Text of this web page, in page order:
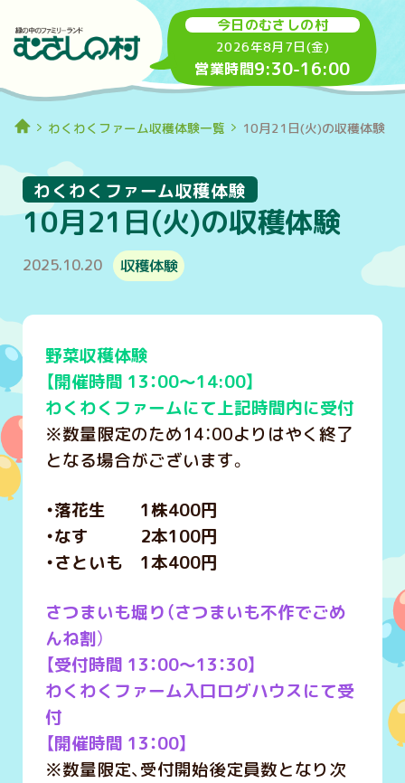
今日のむさしの村
2026年8月7日(金)
営業時間9:30-16:00
わくわくファーム収穫体験一覧 10月21日(火)の収穫体験
10月21日(火)の収穫体験
わくわくファーム収穫体験
2025.10.20 収穫体験
野菜収穫体験
【開催時間 13：00～14:00】
わくわくファームにて上記時間内に受付
※数量限定のため14：00よりはやく終了
となる場合がございます。
・落花生 1株400円
・なす 2本100円
・さといも 1本400円
さつまいも堀り（さつまいも不作でごめ
んね割）
【受付時間 13：00～13：30】
わくわくファーム入口ログハウスにて受
付
【開催時間 13：00】
※数量限定、受付開始後定員数となり次